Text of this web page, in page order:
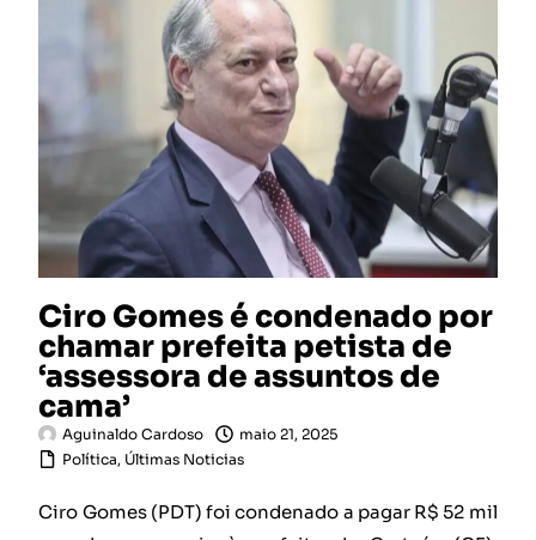
Ciro Gomes é condenado por
chamar prefeita petista de
‘assessora de assuntos de
cama’
Aguinaldo Cardoso
maio 21, 2025
Política, Últimas Noticias
Ciro Gomes (PDT) foi condenado a pagar R$ 52 mil